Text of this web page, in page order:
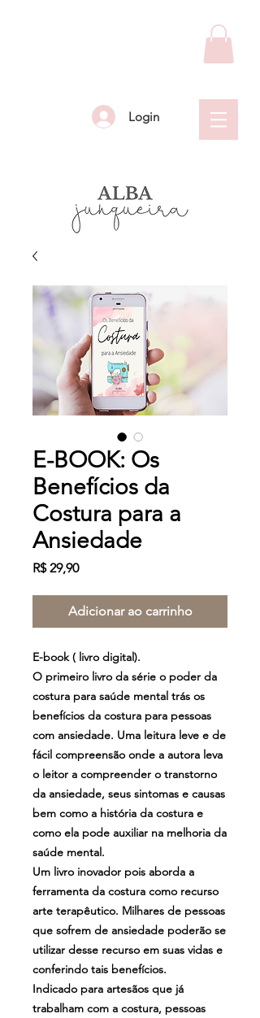
Login
E-BOOK: Os
Benefícios da
Costura para a
Ansiedade
R$ 29,90Preço
Adicionar ao carrinho
E-book ( livro digital).
O primeiro livro da série o poder da
costura para saúde mental trás os
benefícios da costura para pessoas
com ansiedade. Uma leitura leve e de
fácil compreensão onde a autora leva
o leitor a compreender o transtorno
da ansiedade, seus sintomas e causas
bem como a história da costura e
como ela pode auxiliar na melhoria da
saúde mental.
Um livro inovador pois aborda a
ferramenta da costura como recurso
arte terapêutico. Milhares de pessoas
que sofrem de ansiedade poderão se
utilizar desse recurso em suas vidas e
conferindo tais benefícios.
Indicado para artesãos que já
trabalham com a costura, pessoas